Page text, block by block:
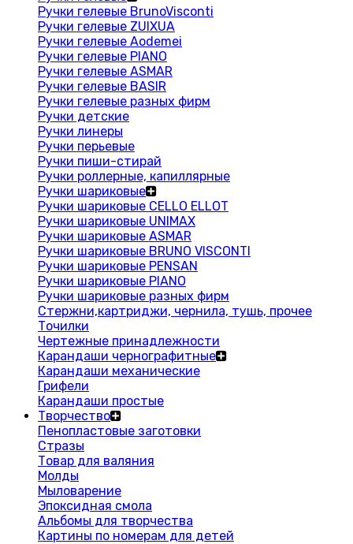
Ручки гелевые BrunoVisconti
Ручки гелевые ZUIXUA
Ручки гелевые Aodemei
Ручки гелевые PIANO
Ручки гелевые ASMAR
Ручки гелевые BASIR
Ручки гелевые разных фирм
Ручки детские
Ручки линеры
Ручки перьевые
Ручки пиши-стирай
Ручки роллерные, капиллярные
Ручки шариковые
Ручки шариковые CELLO ELLOT
Ручки шариковые UNIMAX
Ручки шариковые ASMAR
Ручки шариковые BRUNO VISCONTI
Ручки шариковые PENSAN
Ручки шариковые PIANO
Ручки шариковые разных фирм
Стержни,картриджи, чернила, тушь, прочее
Точилки
Чертежные принадлежности
Карандаши чернографитные
Карандаши механические
Грифели
Карандаши простые
Творчество
Пенопластовые заготовки
Стразы
Товар для валяния
Молды
Мыловарение
Эпоксидная смола
Альбомы для творчества
Картины по номерам для детей